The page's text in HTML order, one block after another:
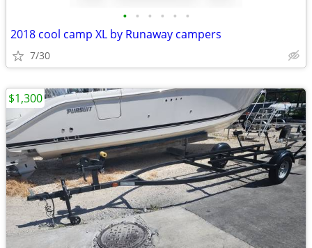
• • • • • •
2018 cool camp XL by Runaway campers
7/30
$1,300